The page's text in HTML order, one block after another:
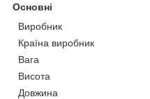
Основні
Виробник
Країна виробник
Вага
Висота
Довжина